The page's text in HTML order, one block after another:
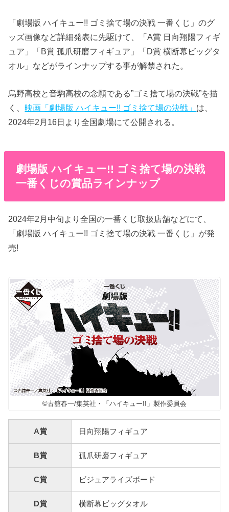
「劇場版 ハイキュー!! ゴミ捨て場の決戦 一番くじ」のグ
ッズ画像など詳細発表に先駆けて、「A賞 日向翔陽フィギ
ュア」「B賞 孤爪研磨フィギュア」「D賞 横断幕ビッグタ
オル」などがラインナップする事が解禁された。
烏野高校と音駒高校の念願である”ゴミ捨て場の決戦”を描
く、映画「劇場版 ハイキュー!! ゴミ捨て場の決戦」 は、
2024年2月16日より全国劇場にて公開される。
劇場版 ハイキュー!! ゴミ捨て場の決戦
一番くじの賞品ラインナップ
2024年2月中旬より全国の一番くじ取扱店舗などにて、
「劇場版 ハイキュー!! ゴミ捨て場の決戦 一番くじ」が発
売!
©古舘春一/集英社・「ハイキュー!!」製作委員会
A賞 日向翔陽フィギュア
B賞 孤爪研磨フィギュア
C賞 ビジュアライズボード
D賞 横断幕ビッグタオル